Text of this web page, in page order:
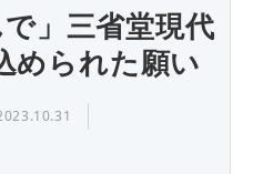
で」三省堂現代
められた願い